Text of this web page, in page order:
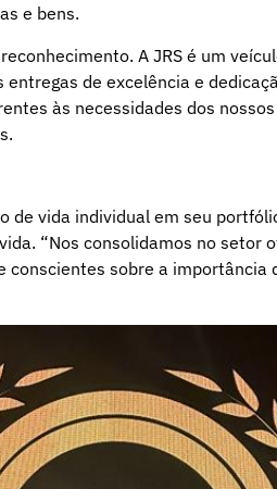
e bens.
A JRS é um
de excelência e
às necessidades dos
de vida individual em seu
“Nos consolidamos no setor
conscientes sobre a importância